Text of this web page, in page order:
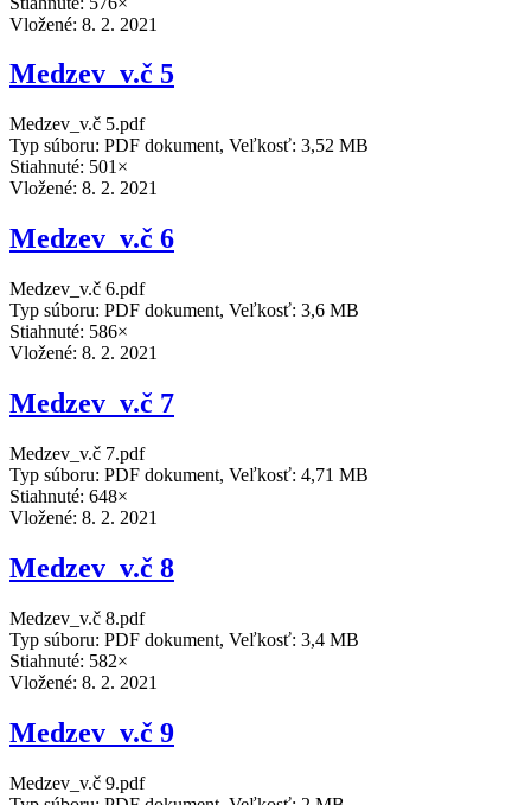
Vložené: 8. 2. 2021
Medzev_v.č 5
Medzev_v.č 5.pdf
Typ súboru: PDF dokument, Veľkosť: 3,52 MB
Stiahnuté: 501×
Vložené: 8. 2. 2021
Medzev_v.č 6
Medzev_v.č 6.pdf
Typ súboru: PDF dokument, Veľkosť: 3,6 MB
Stiahnuté: 586×
Vložené: 8. 2. 2021
Medzev_v.č 7
Medzev_v.č 7.pdf
Typ súboru: PDF dokument, Veľkosť: 4,71 MB
Stiahnuté: 648×
Vložené: 8. 2. 2021
Medzev_v.č 8
Medzev_v.č 8.pdf
Typ súboru: PDF dokument, Veľkosť: 3,4 MB
Stiahnuté: 582×
Vložené: 8. 2. 2021
Medzev_v.č 9
Medzev_v.č 9.pdf